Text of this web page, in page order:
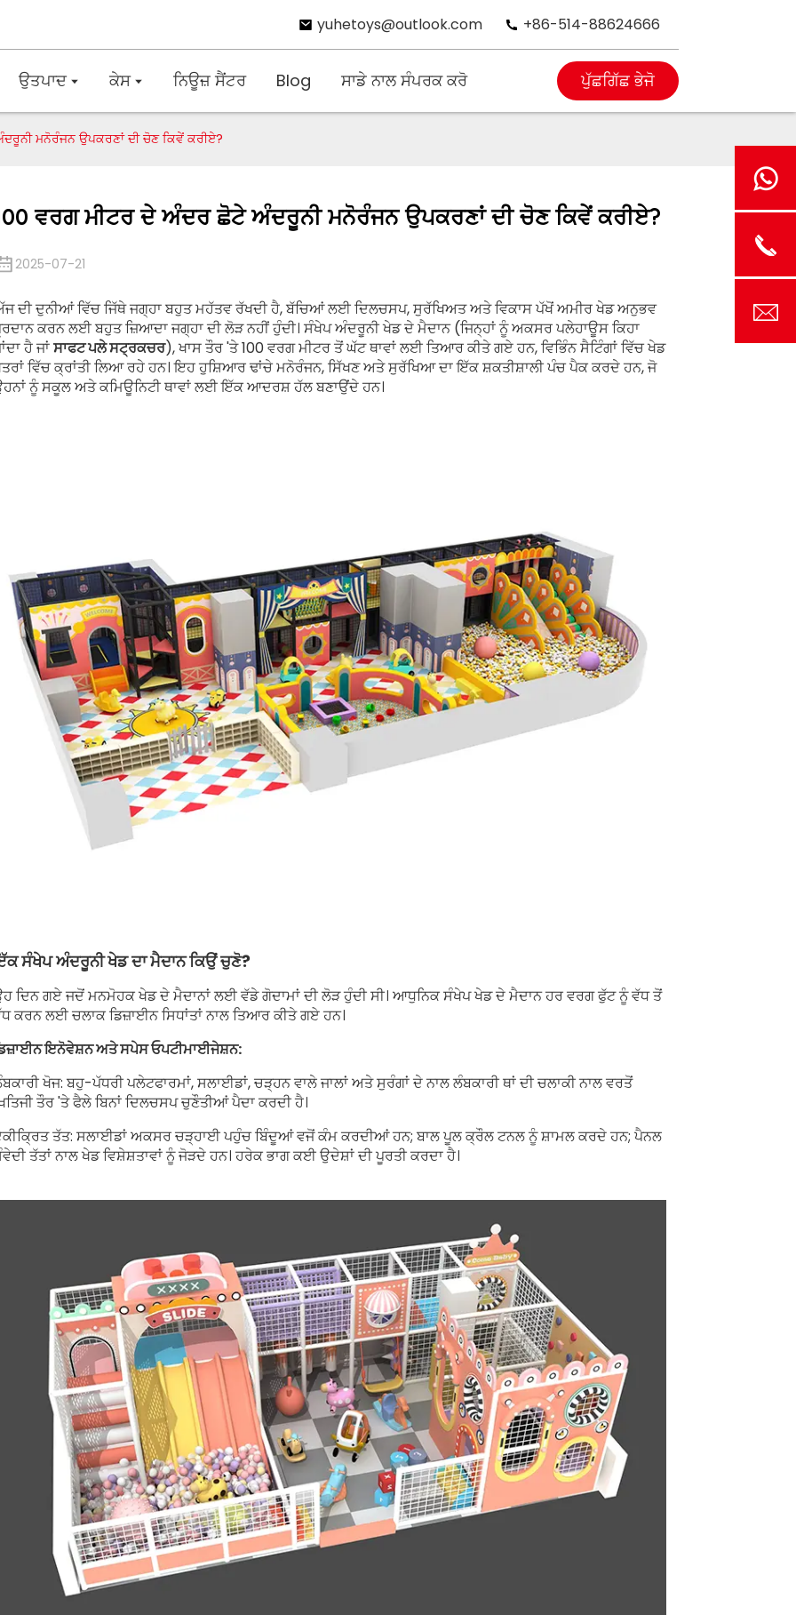
yuhetoys@outlook.com +86-514-88624666
ਉਤਪਾਦ ਕੇਸ ਨਿਊਜ਼ ਸੈਂਟਰ Blog ਸਾਡੇ ਨਾਲ ਸੰਪਰਕ ਕਰੋ ਪੁੱਛਗਿੱਛ ਭੇਜੋ
ਮਨੋਰੰਜਨ ਉਪਕਰਣਾਂ ਦੀ ਚੋਣ ਕਿਵੇਂ ਕਰੀਏ?
ਵਰਗ ਮੀਟਰ ਦੇ ਅੰਦਰ ਛੋਟੇ ਅੰਦਰੂਨੀ ਮਨੋਰੰਜਨ ਉਪਕਰਣਾਂ ਦੀ ਚੋਣ ਕਿਵੇਂ ਕਰੀਏ?
2025-07-21
ਦੀ ਦੁਨੀਆਂ ਵਿੱਚ ਜਿੱਥੇ ਜਗ੍ਹਾ ਬਹੁਤ ਮਹੱਤਵ ਰੱਖਦੀ ਹੈ, ਬੱਚਿਆਂ ਲਈ ਦਿਲਚਸਪ, ਸੁਰੱਖਿਅਤ ਅਤੇ ਵਿਕਾਸ ਪੱਖੋਂ ਅਮੀਰ ਖੇਡ ਅਨੁਭਵ
ਕਰਨ ਲਈ ਬਹੁਤ ਜ਼ਿਆਦਾ ਜਗ੍ਹਾ ਦੀ ਲੋੜ ਨਹੀਂ ਹੁੰਦੀ। ਸੰਖੇਪ ਅੰਦਰੂਨੀ ਖੇਡ ਦੇ ਮੈਦਾਨ (ਜਿਨ੍ਹਾਂ ਨੂੰ ਅਕਸਰ ਪਲੇਹਾਊਸ ਕਿਹਾ
ਹੈ ਜਾਂਸਾਫਟ ਪਲੇ ਸਟ੍ਰਕਚਰ), ਖਾਸ ਤੌਰ 'ਤੇ 100 ਵਰਗ ਮੀਟਰ ਤੋਂ ਘੱਟ ਥਾਵਾਂ ਲਈ ਤਿਆਰ ਕੀਤੇ ਗਏ ਹਨ, ਵਿਭਿੰਨ ਸੈਟਿੰਗਾਂ ਵਿੱਚ ਖੇਡ
ਵਿੱਚ ਕ੍ਰਾਂਤੀ ਲਿਆ ਰਹੇ ਹਨ। ਇਹ ਹੁਸ਼ਿਆਰ ਢਾਂਚੇ ਮਨੋਰੰਜਨ, ਸਿੱਖਣ ਅਤੇ ਸੁਰੱਖਿਆ ਦਾ ਇੱਕ ਸ਼ਕਤੀਸ਼ਾਲੀ ਪੰਚ ਪੈਕ ਕਰਦੇ ਹਨ, ਜੋ
ਨੂੰ ਸਕੂਲ ਅਤੇ ਕਮਿਊਨਿਟੀ ਥਾਵਾਂ ਲਈ ਇੱਕ ਆਦਰਸ਼ ਹੱਲ ਬਣਾਉਂਦੇ ਹਨ।
ਸੰਖੇਪ ਅੰਦਰੂਨੀ ਖੇਡ ਦਾ ਮੈਦਾਨ ਕਿਉਂ ਚੁਣੋ?
ਦਿਨ ਗਏ ਜਦੋਂ ਮਨਮੋਹਕ ਖੇਡ ਦੇ ਮੈਦਾਨਾਂ ਲਈ ਵੱਡੇ ਗੋਦਾਮਾਂ ਦੀ ਲੋੜ ਹੁੰਦੀ ਸੀ। ਆਧੁਨਿਕ ਸੰਖੇਪ ਖੇਡ ਦੇ ਮੈਦਾਨ ਹਰ ਵਰਗ ਫੁੱਟ ਨੂੰ ਵੱਧ ਤੋਂ
ਕਰਨ ਲਈ ਚਲਾਕ ਡਿਜ਼ਾਈਨ ਸਿਧਾਂਤਾਂ ਨਾਲ ਤਿਆਰ ਕੀਤੇ ਗਏ ਹਨ।
ਇਨੋਵੇਸ਼ਨ ਅਤੇ ਸਪੇਸ ਓਪਟੀਮਾਈਜੇਸ਼ਨ:
ਖੋਜ: ਬਹੁ-ਪੱਧਰੀ ਪਲੇਟਫਾਰਮਾਂ, ਸਲਾਈਡਾਂ, ਚੜ੍ਹਨ ਵਾਲੇ ਜਾਲਾਂ ਅਤੇ ਸੁਰੰਗਾਂ ਦੇ ਨਾਲ ਲੰਬਕਾਰੀ ਥਾਂ ਦੀ ਚਲਾਕੀ ਨਾਲ ਵਰਤੋਂ
ਤੌਰ 'ਤੇ ਫੈਲੇ ਬਿਨਾਂ ਦਿਲਚਸਪ ਚੁਣੌਤੀਆਂ ਪੈਦਾ ਕਰਦੀ ਹੈ।
ਤੱਤ: ਸਲਾਈਡਾਂ ਅਕਸਰ ਚੜ੍ਹਾਈ ਪਹੁੰਚ ਬਿੰਦੂਆਂ ਵਜੋਂ ਕੰਮ ਕਰਦੀਆਂ ਹਨ; ਬਾਲ ਪੂਲ ਕ੍ਰੌਲ ਟਨਲ ਨੂੰ ਸ਼ਾਮਲ ਕਰਦੇ ਹਨ; ਪੈਨਲ
ਤੱਤਾਂ ਨਾਲ ਖੇਡ ਵਿਸ਼ੇਸ਼ਤਾਵਾਂ ਨੂੰ ਜੋੜਦੇ ਹਨ। ਹਰੇਕ ਭਾਗ ਕਈ ਉਦੇਸ਼ਾਂ ਦੀ ਪੂਰਤੀ ਕਰਦਾ ਹੈ।